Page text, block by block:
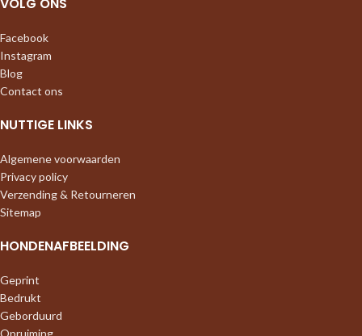
Facebook
Instagram
Blog
Contact ons
NUTTIGE LINKS
Algemene voorwaarden
Privacy policy
Verzending & Retourneren
Sitemap
HONDENAFBEELDING
Geprint
Bedrukt
Geborduurd
Opruiming